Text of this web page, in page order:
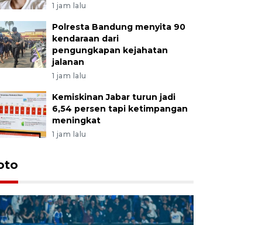
1 jam lalu
Polresta Bandung menyita 90
kendaraan dari
pengungkapan kejahatan
jalanan
1 jam lalu
Kemiskinan Jabar turun jadi
6,54 persen tapi ketimpangan
meningkat
1 jam lalu